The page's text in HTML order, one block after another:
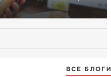
ВСЕ